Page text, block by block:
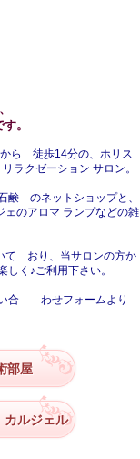
す。
ら 徒歩14分の、ホリス
ラクゼーション サロン。
鹸 のネットショップと、
のアロマ ランプなどの雑
て おり、当サロンの方か
く♪ご利用下さい。
い合 わせフォームより
部屋
カルジェル